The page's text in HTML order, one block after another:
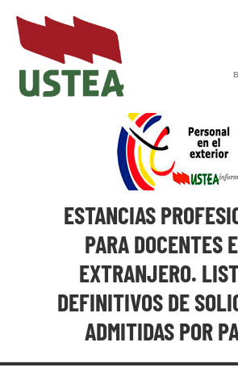
ESTANCIAS
PARA DOCENTES
EXTRANJERO.
DEFINITIVOS DE
ADMITIDAS POR